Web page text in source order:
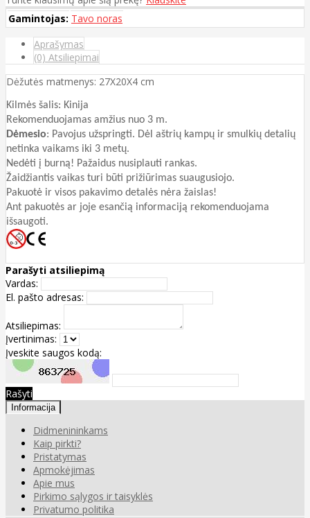
Gamintojas: Tavo noras
Aprašymas
(0) Atsiliepimai
Dėžutės matmenys: 27X20X4 cm
Kilmės šalis: Kinija
Rekomenduojamas amžius nuo 3 m.
Dėmesio: Pavojus užspringti. Dėl aštrių kampų ir smulkių detalių
netinka vaikams iki 3 metų.
Nedėti į burną! Pažaidus nusiplauti rankas.
Žaidžiantis vaikas turi būti prižiūrimas suaugusiojo.
Pakuotė ir visos pakavimo detalės nėra žaislas!
Ant pakuotės ar joje esančią informaciją rekomenduojama
išsaugoti.
Parašyti atsiliepimą
Vardas:
El. pašto adresas:
Atsiliepimas:
Įvertinimas:
Įveskite saugos kodą:
Rašyti
Informacija
Didmenininkams
Kaip pirkti?
Pristatymas
Apmokėjimas
Apie mus
Pirkimo sąlygos ir taisyklės
Privatumo politika